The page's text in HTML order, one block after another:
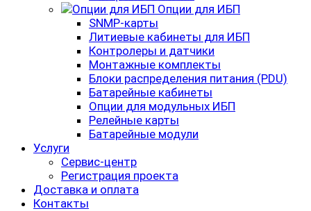
Опции для ИБП
SNMP-карты
Литиевые кабинеты для ИБП
Контролеры и датчики
Монтажные комплекты
Блоки распределения питания (PDU)
Батарейные кабинеты
Опции для модульных ИБП
Релейные карты
Батарейные модули
Услуги
Сервис-центр
Регистрация проекта
Доставка и оплата
Контакты